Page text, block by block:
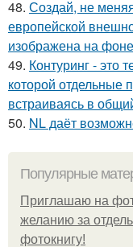
48. Создай, не
европейской
изображена на
49. Контуринг - это
которой отдельные
встраиваясь в
50. NL даёт
Популярные
Приглашаю на
желанию за
фотокнигу!